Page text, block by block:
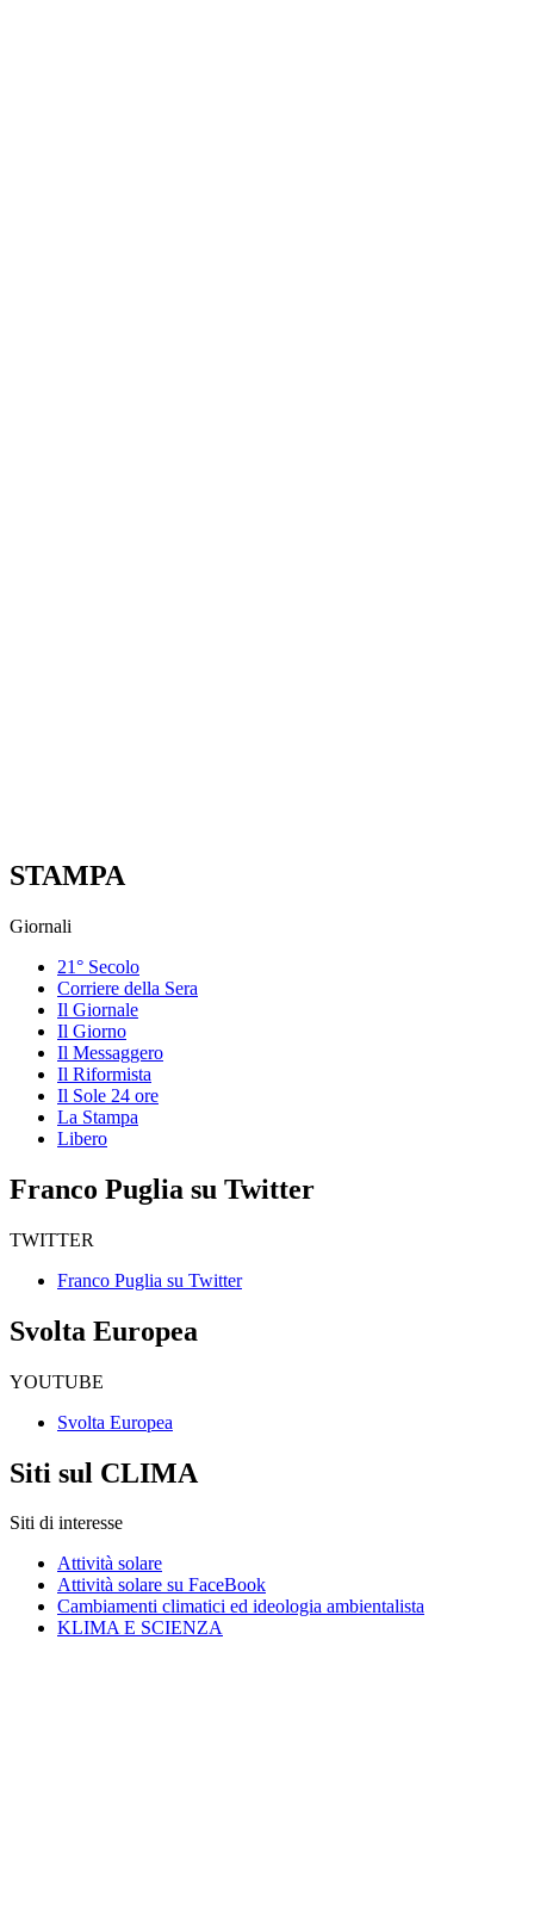
STAMPA
Giornali
21° Secolo
Corriere della Sera
Il Giornale
Il Giorno
Il Messaggero
Il Riformista
Il Sole 24 ore
La Stampa
Libero
Franco Puglia su Twitter
TWITTER
Franco Puglia su Twitter
Svolta Europea
YOUTUBE
Svolta Europea
Siti sul CLIMA
Siti di interesse
Attività solare
Attività solare su FaceBook
Cambiamenti climatici ed ideologia ambientalista
KLIMA E SCIENZA